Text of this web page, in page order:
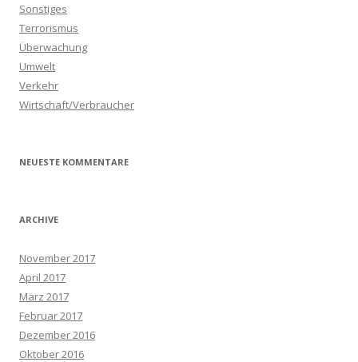
Sonstiges
Terrorismus
Überwachung
Umwelt
Verkehr
Wirtschaft/Verbraucher
NEUESTE KOMMENTARE
ARCHIVE
November 2017
April 2017
März 2017
Februar 2017
Dezember 2016
Oktober 2016